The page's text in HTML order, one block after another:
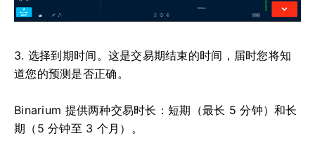
3. 选择到期时间。这是交易期结束的时间，届时您将知
道您的预测是否正确。
Binarium 提供两种交易时长：短期（最长 5 分钟）和长
期（5 分钟至 3 个月）。